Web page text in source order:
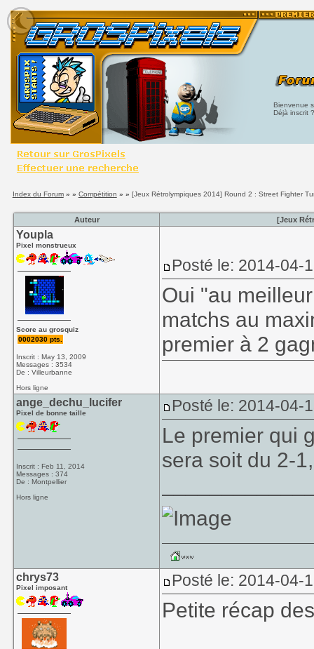
Bienvenue
Déjà inscrit
Index du Forum» » Compétition » » [Jeux Rétrolympiques 2014] Round 2 : Street Fighter
Auteur [Jeux
Youpla
Pixel monstrueux
Score au grosquiz
0002030 pts.
Inscrit : May 13, 2009
Messages : 3534
De : Villeurbanne
Hors ligne
Posté le: 2014-04-
Oui "au
matchs au
premier à 2
ange_dechu_lucifer
Pixel de bonne taille
Inscrit : Feb 11, 2014
Messages : 374
De : Montpellier
Hors ligne
Posté le: 2014-04-
Le premier qui
sera soit du 2-
chrys73
Pixel imposant Posté le: 2014-04-
Petite récap